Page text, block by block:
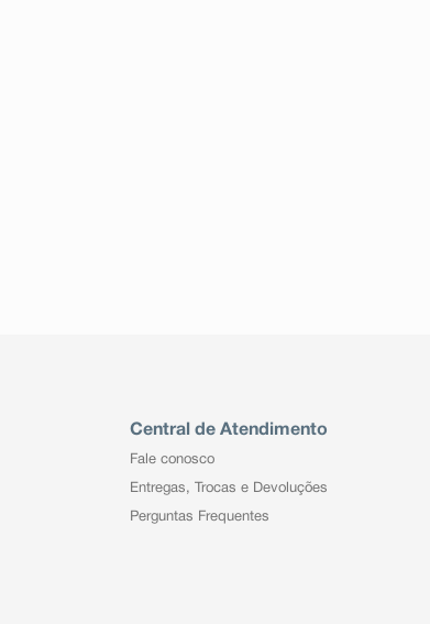
Central de Atendimento
Fale conosco
Entregas, Trocas e Devoluções
Perguntas Frequentes